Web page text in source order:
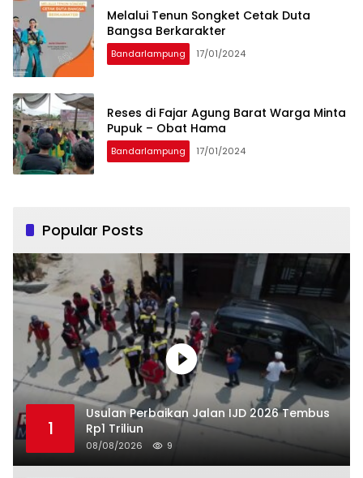
Melalui Tenun Songket Cetak Duta
Bangsa Berkarakter
Bandarlampung 17/01/2024
Reses di Fajar Agung Barat Warga Minta
Pupuk – Obat Hama
Bandarlampung 17/01/2024
Popular Posts
1
Usulan Perbaikan Jalan IJD 2026 Tembus
Rp1 Triliun
08/08/2026 9